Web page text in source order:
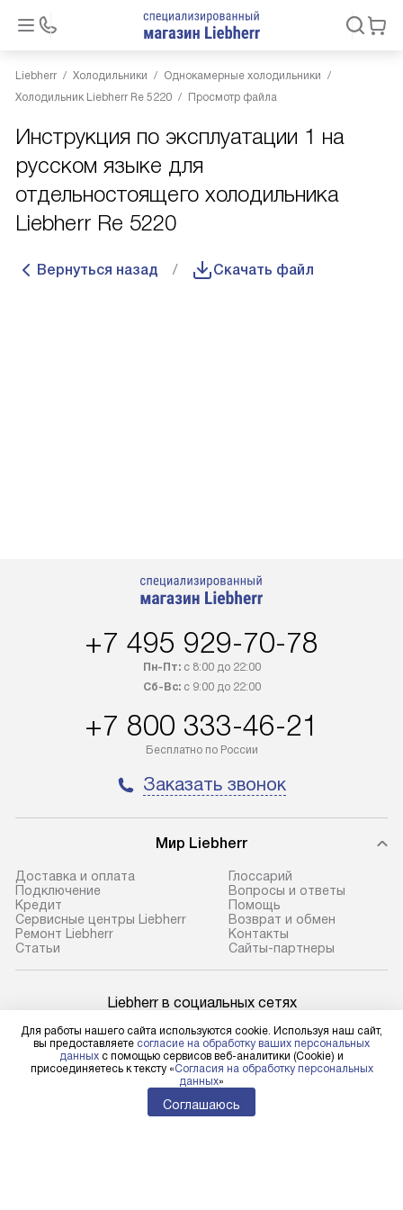
Liebherr Холодильники
Однокамерные холодильники
Холодильник Liebherr Re 5220
Просмотр файла
Инструкция по эксплуатации 1 на
русском языке для
отдельностоящего холодильника
Liebherr Re 5220
Вернуться назад Скачать файл
+7 495 929-70-78
Пн-Пт:с 8:00 до 22:00
Сб-Вс:с 9:00 до 22:00
+7 800 333-46-21
Бесплатно по России
Заказать звонок
Мир Liebherr
Доставка и оплата
Подключение
Кредит
Сервисные центры Liebherr
Ремонт Liebherr
Cтатьи
Глоссарий
Вопросы и ответы
Помощь
Возврат и обмен
Контакты
Сайты-партнеры
Liebherr в социальных сетях
Для физических лиц
shop@l-rus.ru
Для юридических лиц
Для работы нашего сайта используются cookie. Используя наш сайт,
вы предоставляете согласие на обработку ваших персональных
данных с помощью сервисов веб-аналитики (Cookie) и
присоединяетесь к тексту «Согласия на обработку персональных
данных»
Соглашаюсь